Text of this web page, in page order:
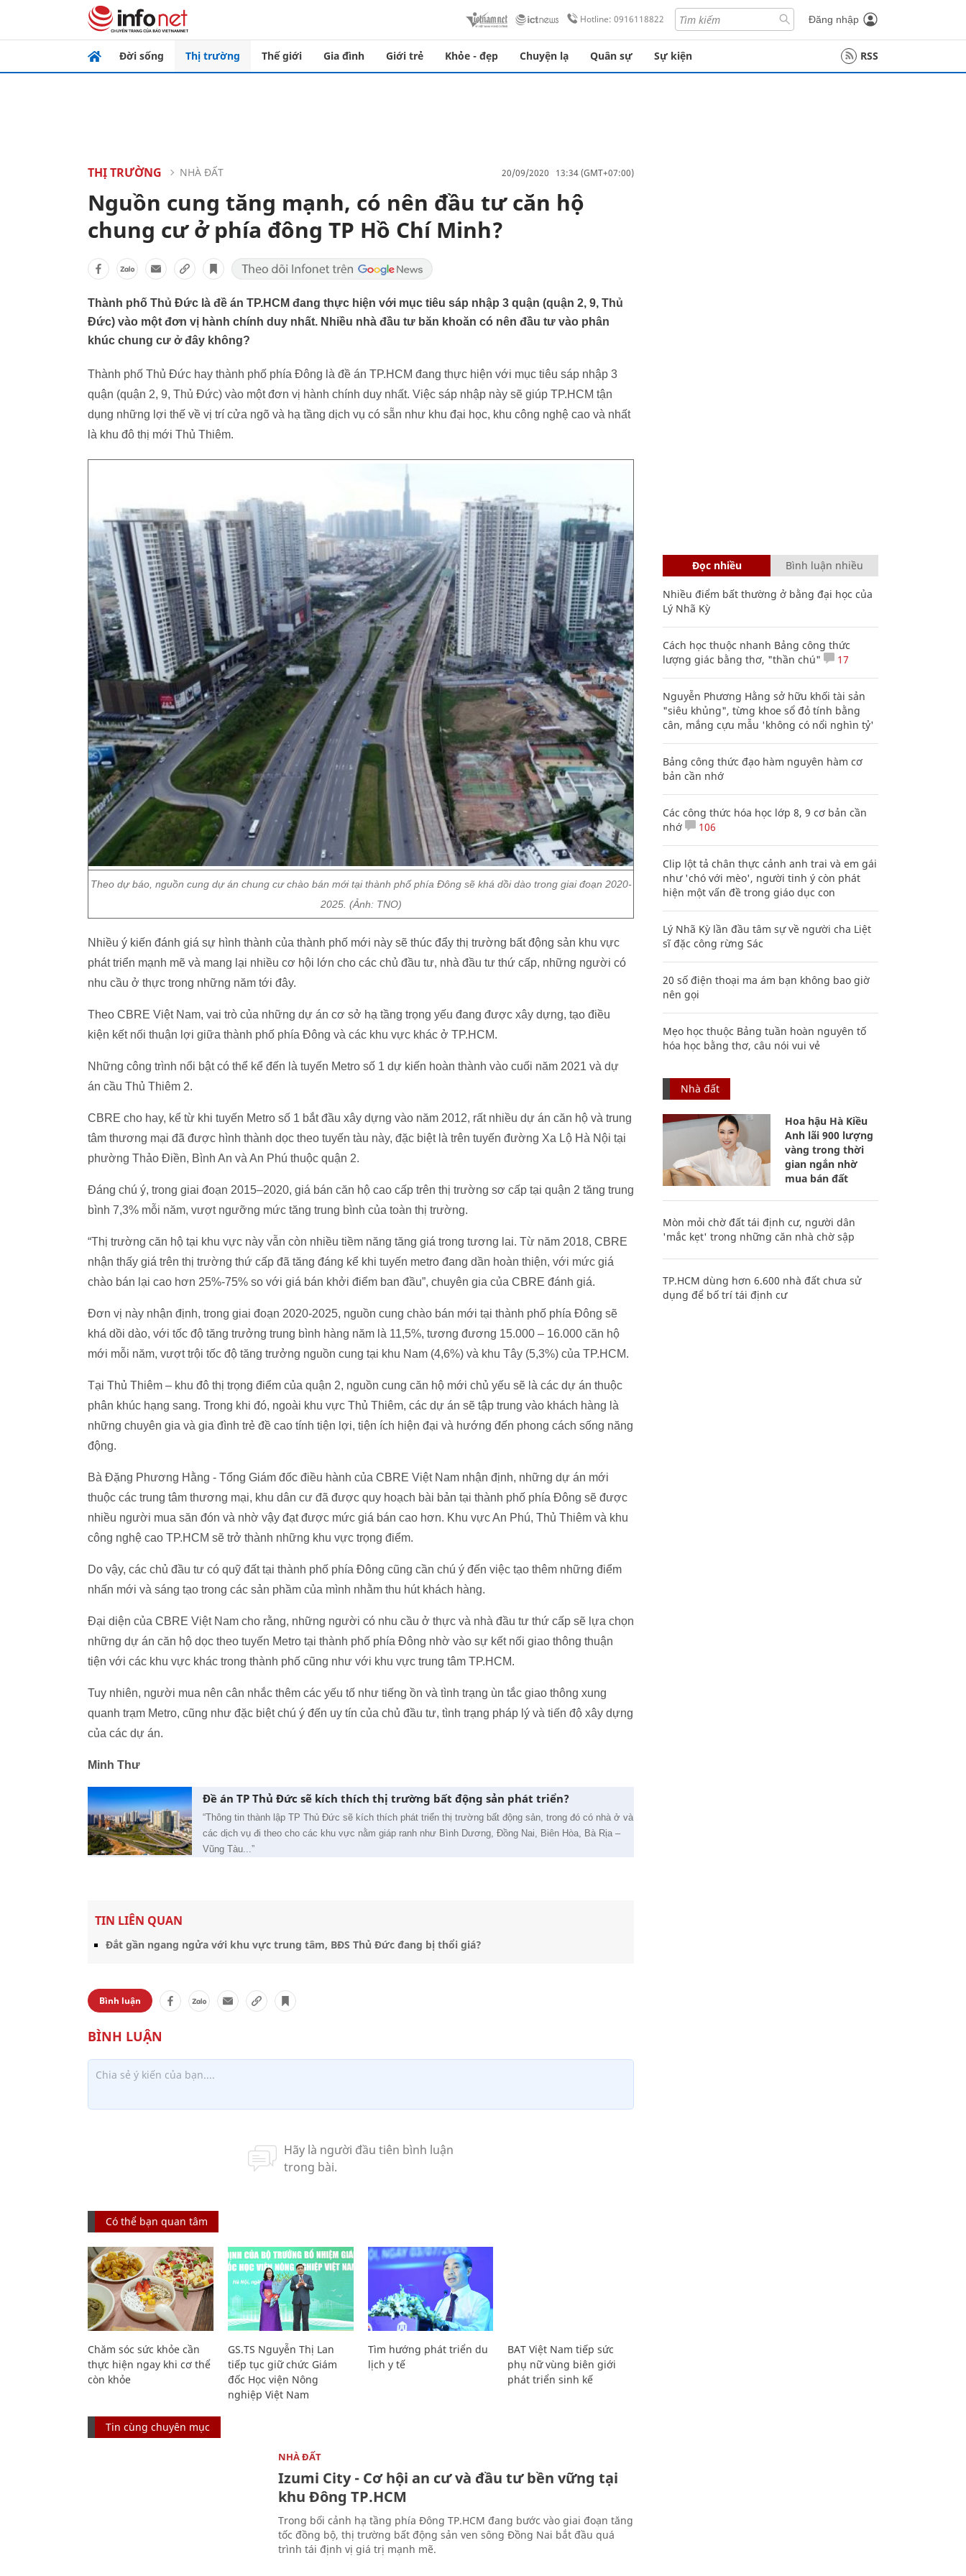
Hotline: 0916118822 Đăng nhập
Đời sống Thị trường Thế giới Gia đình Giới trẻ Khỏe - đẹp Chuyện lạ Quân sự Sự kiện RSS
THỊ TRƯỜNG NHÀ ĐẤT 20/09/2020 13:34 (GMT+07:00)
Nguồn cung tăng mạnh, có nên đầu tư căn hộ
chung cư ở phía đông TP Hồ Chí Minh?
Thành phố Thủ Đức là đề án TP.HCM đang thực hiện với mục tiêu sáp nhập 3 quận (quận 2, 9, Thủ
Đức) vào một đơn vị hành chính duy nhất. Nhiều nhà đầu tư băn khoăn có nên đầu tư vào phân
khúc chung cư ở đây không?
Thành phố Thủ Đức hay thành phố phía Đông là đề án TP.HCM đang thực hiện với mục tiêu sáp nhập 3
quận (quận 2, 9, Thủ Đức) vào một đơn vị hành chính duy nhất. Việc sáp nhập này sẽ giúp TP.HCM tận
dụng những lợi thế về vị trí cửa ngõ và hạ tầng dịch vụ có sẵn như khu đại học, khu công nghệ cao và nhất
là khu đô thị mới Thủ Thiêm.
Theo dự báo, nguồn cung dự án chung cư chào bán mới tại thành phố phía Đông sẽ khá dồi dào trong giai đoạn 2020-
2025. (Ảnh: TNO)
Nhiều ý kiến đánh giá sự hình thành của thành phố mới này sẽ thúc đẩy thị trường bất động sản khu vực
phát triển mạnh mẽ và mang lại nhiều cơ hội lớn cho các chủ đầu tư, nhà đầu tư thứ cấp, những người có
nhu cầu ở thực trong những năm tới đây.
Theo CBRE Việt Nam, vai trò của những dự án cơ sở hạ tầng trọng yếu đang được xây dựng, tạo điều
kiện kết nối thuận lợi giữa thành phố phía Đông và các khu vực khác ở TP.HCM.
Những công trình nổi bật có thể kể đến là tuyến Metro số 1 dự kiến hoàn thành vào cuối năm 2021 và dự
án cầu Thủ Thiêm 2.
CBRE cho hay, kể từ khi tuyến Metro số 1 bắt đầu xây dựng vào năm 2012, rất nhiều dự án căn hộ và trung
tâm thương mại đã được hình thành dọc theo tuyến tàu này, đặc biệt là trên tuyến đường Xa Lộ Hà Nội tại
phường Thảo Điền, Bình An và An Phú thuộc quận 2.
Đáng chú ý, trong giai đoạn 2015–2020, giá bán căn hộ cao cấp trên thị trường sơ cấp tại quận 2 tăng trung
bình 7,3% mỗi năm, vượt ngưỡng mức tăng trung bình của toàn thị trường.
“Thị trường căn hộ tại khu vực này vẫn còn nhiều tiềm năng tăng giá trong tương lai. Từ năm 2018, CBRE
nhận thấy giá trên thị trường thứ cấp đã tăng đáng kể khi tuyến metro đang dần hoàn thiện, với mức giá
chào bán lại cao hơn 25%-75% so với giá bán khởi điểm ban đầu”, chuyên gia của CBRE đánh giá.
Đơn vị này nhận định, trong giai đoạn 2020-2025, nguồn cung chào bán mới tại thành phố phía Đông sẽ
khá dồi dào, với tốc độ tăng trưởng trung bình hàng năm là 11,5%, tương đương 15.000 – 16.000 căn hộ
mới mỗi năm, vượt trội tốc độ tăng trưởng nguồn cung tại khu Nam (4,6%) và khu Tây (5,3%) của TP.HCM.
Tại Thủ Thiêm – khu đô thị trọng điểm của quận 2, nguồn cung căn hộ mới chủ yếu sẽ là các dự án thuộc
phân khúc hạng sang. Trong khi đó, ngoài khu vực Thủ Thiêm, các dự án sẽ tập trung vào khách hàng là
những chuyên gia và gia đình trẻ đề cao tính tiện lợi, tiện ích hiện đại và hướng đến phong cách sống năng
động.
Bà Đặng Phương Hằng - Tổng Giám đốc điều hành của CBRE Việt Nam nhận định, những dự án mới
thuộc các trung tâm thương mại, khu dân cư đã được quy hoạch bài bản tại thành phố phía Đông sẽ được
nhiều người mua săn đón và nhờ vậy đạt được mức giá bán cao hơn. Khu vực An Phú, Thủ Thiêm và khu
công nghệ cao TP.HCM sẽ trở thành những khu vực trọng điểm.
Do vậy, các chủ đầu tư có quỹ đất tại thành phố phía Đông cũng cần chú ý đến việc tạo thêm những điểm
nhấn mới và sáng tạo trong các sản phầm của mình nhằm thu hút khách hàng.
Đại diện của CBRE Việt Nam cho rằng, những người có nhu cầu ở thực và nhà đầu tư thứ cấp sẽ lựa chọn
những dự án căn hộ dọc theo tuyến Metro tại thành phố phía Đông nhờ vào sự kết nối giao thông thuận
tiện với các khu vực khác trong thành phố cũng như với khu vực trung tâm TP.HCM.
Tuy nhiên, người mua nên cân nhắc thêm các yếu tố như tiếng ồn và tình trạng ùn tắc giao thông xung
quanh trạm Metro, cũng như đặc biệt chú ý đến uy tín của chủ đầu tư, tình trạng pháp lý và tiến độ xây dựng
của các dự án.
Minh Thư
Đề án TP Thủ Đức sẽ kích thích thị trường bất động sản phát triển?
“Thông tin thành lập TP Thủ Đức sẽ kích thích phát triển thị trường bất động sản, trong đó có nhà ở và
các dịch vụ đi theo cho các khu vực nằm giáp ranh như Bình Dương, Đồng Nai, Biên Hòa, Bà Rịa –
Vũng Tàu...”
TIN LIÊN QUAN
Đắt gần ngang ngửa với khu vực trung tâm, BĐS Thủ Đức đang bị thổi giá?
Bình luận
Có thể bạn quan tâm
Chăm sóc sức khỏe cần
thực hiện ngay khi cơ thể
còn khỏe
GS.TS Nguyễn Thị Lan
tiếp tục giữ chức Giám
đốc Học viện Nông
nghiệp Việt Nam
Tìm hướng phát triển du
lịch y tế
BAT Việt Nam tiếp sức
phụ nữ vùng biên giới
phát triển sinh kế
Tin cùng chuyên mục
NHÀ ĐẤT
Izumi City - Cơ hội an cư và đầu tư bền vững tại
khu Đông TP.HCM
Trong bối cảnh hạ tầng phía Đông TP.HCM đang bước vào giai đoạn tăng
tốc đồng bộ, thị trường bất động sản ven sông Đồng Nai bắt đầu quá
trình tái định vị giá trị mạnh mẽ.
Đọc nhiều Bình luận nhiều
Nhiều điểm bất thường ở bằng đại học của
Lý Nhã Kỳ
Cách học thuộc nhanh Bảng công thức
lượng giác bằng thơ, "thần chú"
17
Nguyễn Phương Hằng sở hữu khối tài sản
"siêu khủng", từng khoe sổ đỏ tính bằng
cân, mắng cựu mẫu 'không có nổi nghìn tỷ'
Bảng công thức đạo hàm nguyên hàm cơ
bản cần nhớ
Các công thức hóa học lớp 8, 9 cơ bản cần
nhớ
106
Clip lột tả chân thực cảnh anh trai và em gái
như 'chó với mèo', người tinh ý còn phát
hiện một vấn đề trong giáo dục con
Lý Nhã Kỳ lần đầu tâm sự về người cha Liệt
sĩ đặc công rừng Sác
20 số điện thoại ma ám bạn không bao giờ
nên gọi
Mẹo học thuộc Bảng tuần hoàn nguyên tố
hóa học bằng thơ, câu nói vui vẻ
Nhà đất
Hoa hậu Hà Kiều
Anh lãi 900 lượng
vàng trong thời
gian ngắn nhờ
mua bán đất
Mòn mỏi chờ đất tái định cư, người dân
'mắc kẹt' trong những căn nhà chờ sập
TP.HCM dùng hơn 6.600 nhà đất chưa sử
dụng để bố trí tái định cư